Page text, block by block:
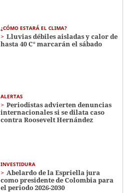
¿CÓMO ESTARÁ EL CLIMA?
Lluvias débiles aisladas y calor de
hasta 40 C° marcarán el sábado
ALERTAS
Periodistas advierten denuncias
internacionales si se dilata caso
contra Roosevelt Hernández
INVESTIDURA
Abelardo de la Espriella jura
como presidente de Colombia para
el periodo 2026-2030